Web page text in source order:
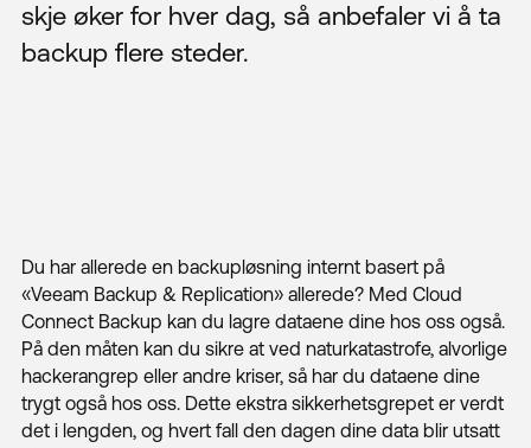
skje øker for hver dag, så anbefaler vi å ta
backup flere steder.
Du har allerede en backupløsning internt basert på
«Veeam Backup & Replication» allerede? Med Cloud
Connect Backup kan du lagre dataene dine hos oss også.
På den måten kan du sikre at ved naturkatastrofe, alvorlige
hackerangrep eller andre kriser, så har du dataene dine
trygt også hos oss. Dette ekstra sikkerhetsgrepet er verdt
det i lengden, og hvert fall den dagen dine data blir utsatt